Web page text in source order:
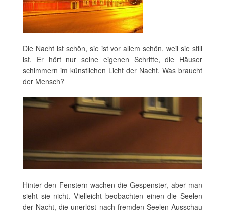
Die Nacht ist schön, sie ist vor allem schön, weil sie still
ist. Er hört nur seine eigenen Schritte, die Häuser
schimmern im künstlichen Licht der Nacht. Was braucht
der Mensch?
Hinter den Fenstern wachen die Gespenster, aber man
sieht sie nicht. Vielleicht beobachten einen die Seelen
der Nacht, die unerlöst nach fremden Seelen Ausschau